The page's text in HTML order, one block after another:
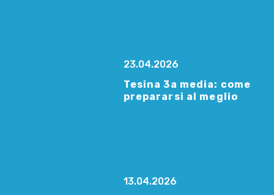
23.04.2026
Tesina 3a media: come
prepararsi al meglio
13.04.2026